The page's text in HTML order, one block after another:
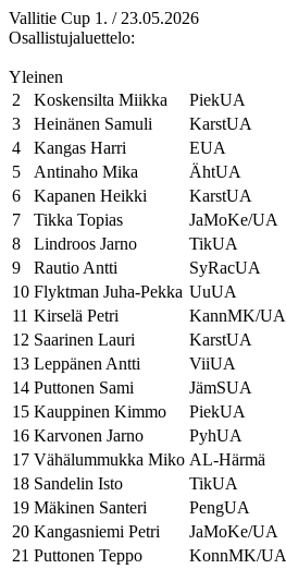
Vallitie Cup 1. / 23.05.2026
Osallistujaluettelo:
Yleinen
2
Koskensilta Miikka PiekUA
3
Heinänen Samuli KarstUA
4
Kangas Harri EUA
5
Antinaho Mika ÄhtUA
6
Kapanen Heikki KarstUA
7
Tikka Topias JaMoKe/UA
8
Lindroos Jarno TikUA
9
Rautio Antti SyRacUA
10 Flyktman Juha-Pekka UuUA
11 Kirselä Petri KannMK/UA
12 Saarinen Lauri KarstUA
13 Leppänen Antti ViiUA
14 Puttonen Sami JämSUA
15 Kauppinen Kimmo PiekUA
16 Karvonen Jarno PyhUA
17 Vähälummukka Miko AL-Härmä
18 Sandelin Isto TikUA
19 Mäkinen Santeri PengUA
20 Kangasniemi Petri JaMoKe/UA
21 Puttonen Teppo KonnMK/UA